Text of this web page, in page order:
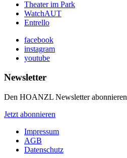
Theater im Park
WatchAUT
Entrello
facebook
instagram
youtube
Newsletter
Den HOANZL Newsletter abonnieren
Jetzt abonnieren
Impressum
AGB
Datenschutz